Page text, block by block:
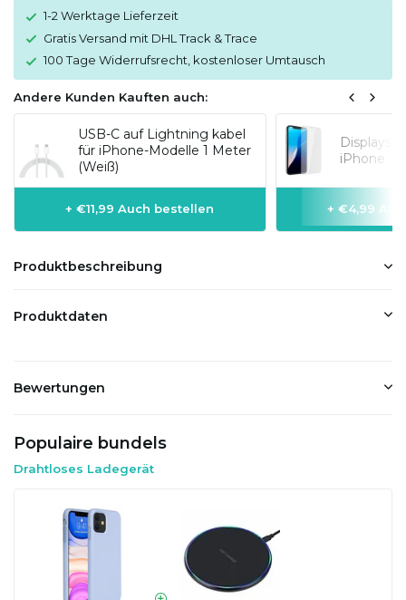
1-2 Werktage Lieferzeit
Gratis Versand mit DHL Track & Trace
100 Tage Widerrufsrecht, kostenloser Umtausch
Andere Kunden Kauften auch:
USB-C auf Lightning kabel
für iPhone-Modelle 1 Meter
(Weiß)
+ €11,99 Auch bestellen
iPhone 11
+ €4,99
Produktbeschreibung
Produktdaten
Bewertungen
Populaire bundels
Drahtloses Ladegerät